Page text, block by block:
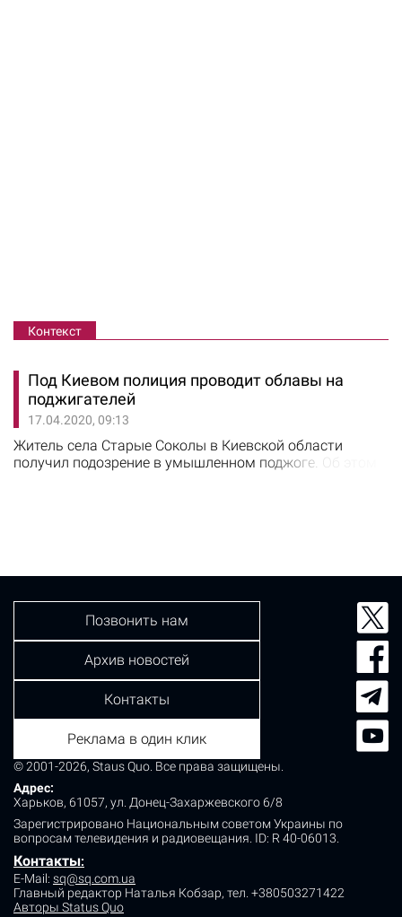
Контекст
Под Киевом полиция проводит облавы на
поджигателей
17.04.2020, 09:13
Житель села Старые Соколы в Киевской области
получил подозрение в умышленном поджоге. Об этом
© 2001-2026, Staus Quo. Все права защищены.
Адрес:
Харьков, 61057, ул. Донец-Захаржевского 6/8
Зарегистрировано Национальным советом Украины по
вопросам телевидения и радиовещания. ID: R 40-06013.
Контакты:
E-Mail: sq@sq.com.ua
Главный редактор Наталья Кобзар, тел. +380503271422
Авторы Status Quo
Позвонить нам
Архив новостей
Контакты
Реклама в один клик